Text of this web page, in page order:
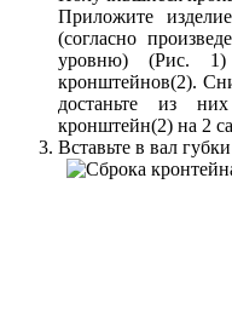
Приложите
(согласно
уровню) (Рис. 1)
кронштейнов(2).
достаньте из
кронштейн(2) на 2
Вставьте в вал